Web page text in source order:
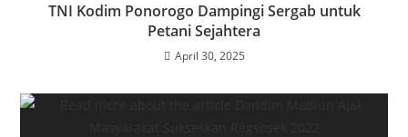
TNI Kodim Ponorogo Dampingi Sergab untuk
Petani Sejahtera
April 30, 2025